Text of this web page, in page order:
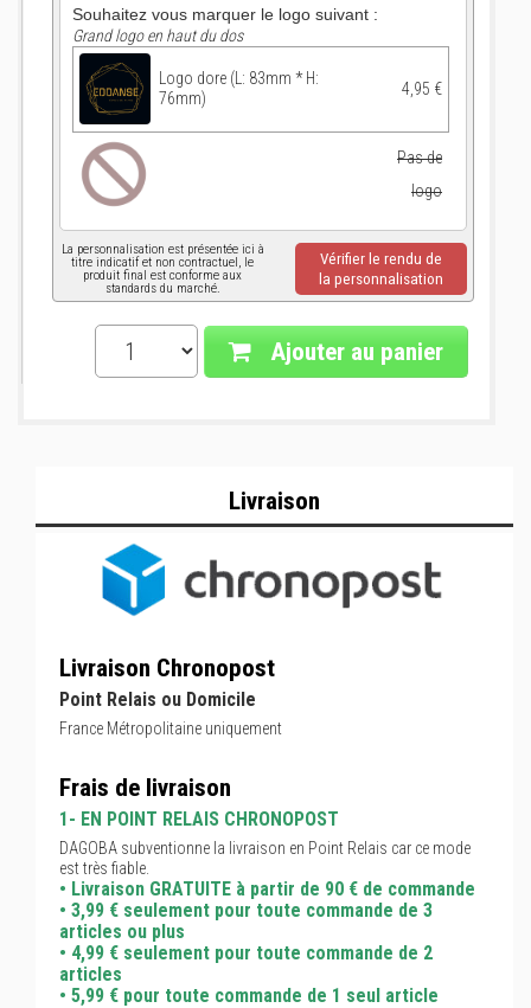
Souhaitez vous marquer le logo suivant :
Grand logo en haut du dos
Logo dore (L: 83mm * H:
76mm)
4,95 €
Pas de
logo
La personnalisation est présentée ici à
titre indicatif et non contractuel, le
produit final est conforme aux
standards du marché.
Vérifier le rendu de
la personnalisation
Ajouter au panier
Livraison
Livraison Chronopost
Point Relais ou Domicile
France Métropolitaine uniquement
Frais de livraison
1- EN POINT RELAIS CHRONOPOST
DAGOBA subventionne la livraison en Point Relais car ce mode
est très fiable.
• Livraison GRATUITE à partir de 90 € de commande
• 3,99 € seulement pour toute commande de 3
articles ou plus
• 4,99 € seulement pour toute commande de 2
articles
• 5,99 € pour toute commande de 1 seul article